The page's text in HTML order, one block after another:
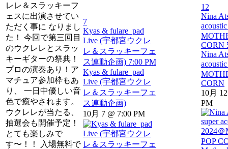
レレ＆スラッキーフ
ェスに出演させてい
ただく事に なりまし
た！ 今回で第三回目
のウクレレとスラッ
キーギターの祭典！
プロの演奏あり！ア
マチュア参加枠もあ
り、 一日中優しい音
色で癒やされます。
ウクレレが当たる、
抽選会も開催予定！
とても楽しみで
す〜！！ 入場無料で
7
Kyas & fulare_pad
Live (宇都宮ウクレ
レ＆スラッキーフェ
ス連動企画) 7:00 PM
Kyas & fulare_pad
Live (宇都宮ウクレ
レ＆スラッキーフェ
ス連動企画)
10月 7 @ 7:00 PM
12
Nina
CORN
Nina
CORN
10月
PM